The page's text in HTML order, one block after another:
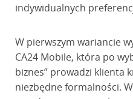
indywidualnych
W pierwszym wariancie
CA24 Mobile, która po
biznes” prowadzi klienta
niezbędne formalności.